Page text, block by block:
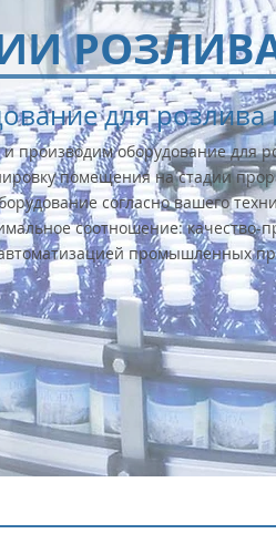
для
производим оборудование для
помещения на стадии
согласно вашего
соотношение: качество-
промышленных